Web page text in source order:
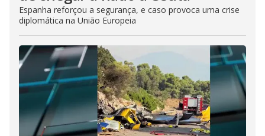
Espanha reforçou a segurança, e caso provoca uma crise
diplomática na União Europeia